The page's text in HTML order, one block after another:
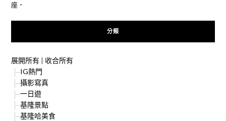
座‧
分類
展開所有| 收合所有
IG熱門
攝影寫真
一日遊
基隆景點
基隆哈美食